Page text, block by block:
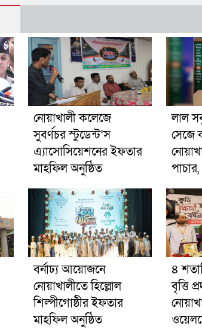
নোয়াখালী কলেজে
সুবর্ণচর স্টুডেন্ট’স
এ্যাসোসিয়েশনের ইফতার
মাহফিল অনুষ্ঠিত
লাল
সেজে
পাচার,
বর্নাঢ্য আয়োজনে
নোয়াখালীতে হিল্লোল
শিল্পীগোষ্ঠীর ইফতার
মাহফিল অনুষ্ঠিত
৪
বৃত্তি